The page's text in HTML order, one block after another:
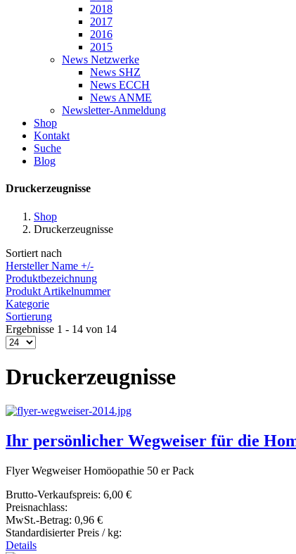
2018
2017
2016
2015
News Netzwerke
News SHZ
News ECCH
News ANME
Newsletter-Anmeldung
Shop
Kontakt
Suche
Blog
Druckerzeugnisse
Shop
Druckerzeugnisse
Sortiert nach
Hersteller Name +/-
Produktbezeichnung
Produkt Artikelnummer
Kategorie
Sortierung
Ergebnisse 1 - 14 von 14
Druckerzeugnisse
Ihr persönlicher Wegweiser für die
Flyer Wegweiser Homöopathie 50 er Pack
Brutto-Verkaufspreis: 6,00 €
Preisnachlass:
MwSt.-Betrag: 0,96 €
Standardisierter Preis / kg:
Details